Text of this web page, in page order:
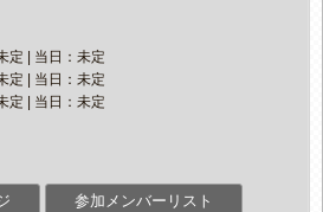
定 | 当日：未定
定 | 当日：未定
定 | 当日：未定
参加メンバーリスト